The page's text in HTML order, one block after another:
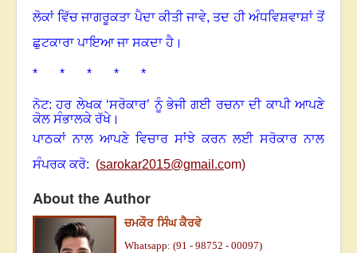
ਲੋਕਾਂ ਵਿੱਚ ਜਾਗਰੂਕਤਾ ਪੈਦਾ ਕੀਤੀ ਜਾਵੇ, ਤਦ ਹੀ ਅੰਧਵਿਸ਼ਵਾਸ਼ਾਂ ਤੋਂ
ਛੁਟਕਾਰਾ ਪਾਇਆ ਜਾ ਸਕਦਾ ਹੈ।
* * * * *
ਨੋਟ: ਹਰ ਲੇਖਕ ‘ਸਰੋਕਾਰ’ ਨੂੰ ਭੇਜੀ ਗਈ ਰਚਨਾ ਦੀ ਕਾਪੀ ਆਪਣੇ
ਕੋਲ ਸੰਭਾਲਕੇ ਰੱਖੇ।
ਪਾਠਕਾਂ ਨਾਲ ਆਪਣੇ ਵਿਚਾਰ ਸਾਂਝੇ ਕਰਨ ਲਈ ਸਰੋਕਾਰ ਨਾਲ
ਸੰਪਰਕ ਕਰੋ: (sarokar2015@gmail.com)
About the Author
ਚਮਕੌਰ ਸਿੰਘ ਕੈਰਵੇ
Whatsapp: (91 - 98752 - 00097)